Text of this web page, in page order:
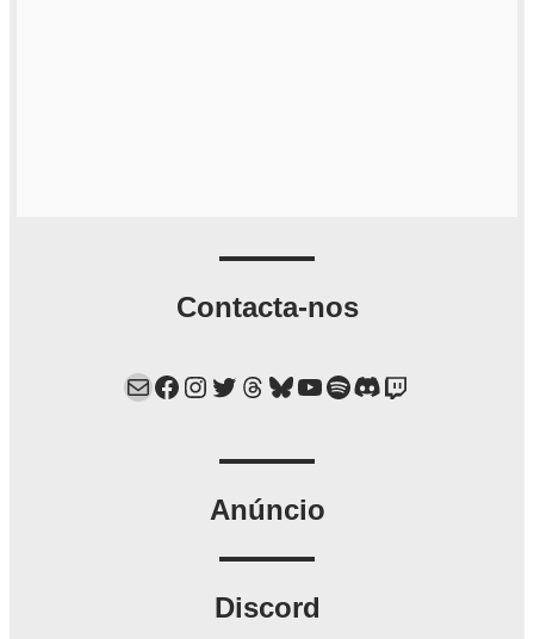
Contacta-nos
Mail Facebook Instagram Twitter Threads Bluesky YouTube Spotify Discord Twitch
Anúncio
Discord